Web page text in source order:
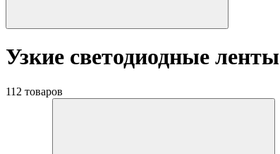
Узкие светодиодные ленты
112 товаров